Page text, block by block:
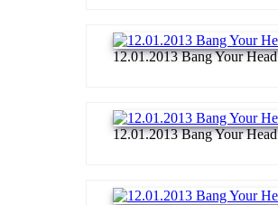
12.01.2013 Bang Your Head
12.01.2013 Bang Your Head